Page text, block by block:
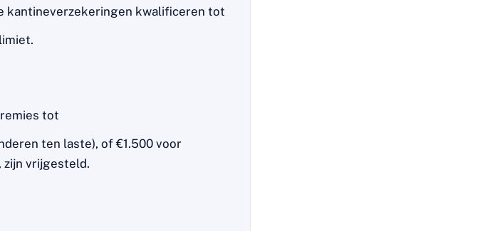
kantineverzekeringen kwalificeren tot
tot
ten laste), of €1.500 voor
zijn vrijgesteld.